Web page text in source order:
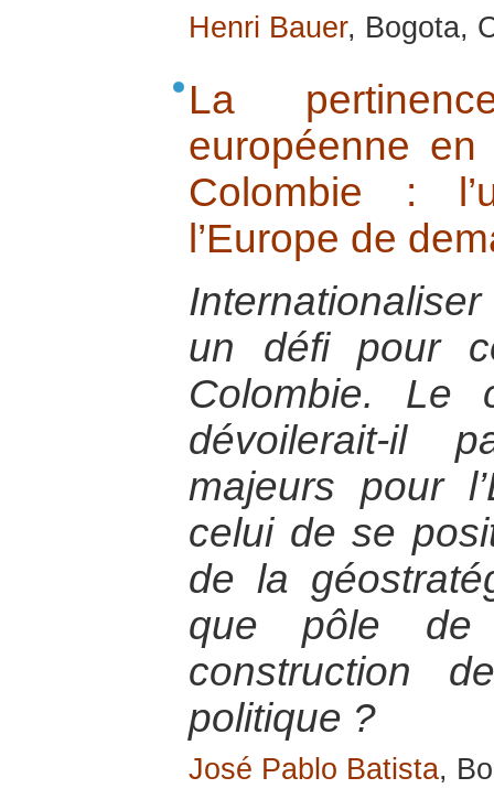
Henri Bauer, Bogota,
La
européenne
Colombie :
l’Europe de
un défi pour
Colombie. Le
dévoilerait-il
majeurs pour
celui de se
de la
que pôle de
construction
politique ?
José Pablo Batista,